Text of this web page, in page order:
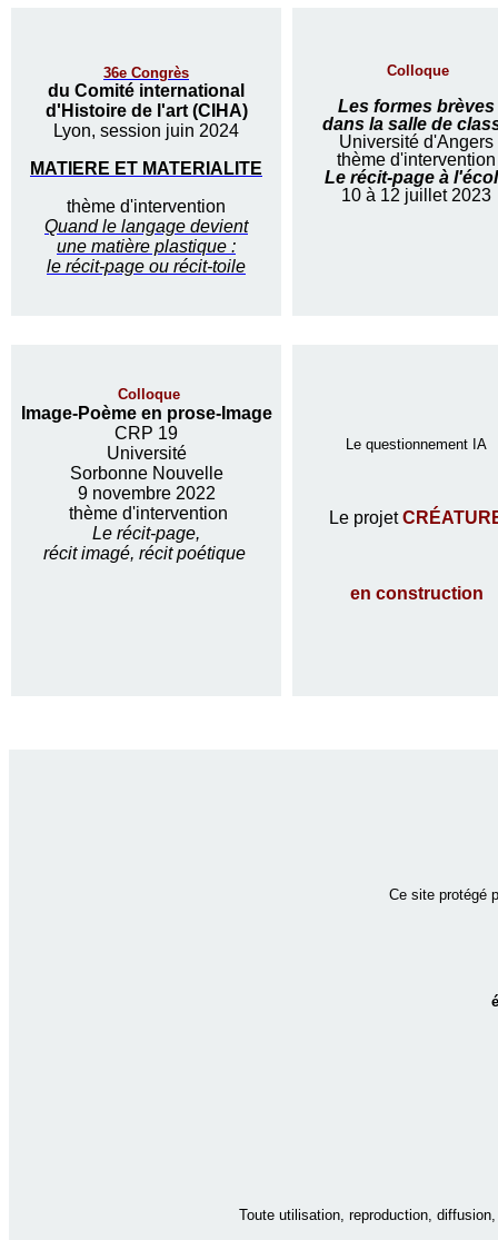
36e Congrès
du Comité international
d'Histoire de l'art (CIHA)
Lyon, session juin 2024
MATIERE ET MATERIALITE
thème d'intervention
Quand le langage devient
une matière plastique :
le récit-page ou récit-toile
Colloque
Les formes brèves
dans la salle de
Université d'Angers
thème d'intervention
Le récit-page à
10 à 12 juillet 2023
Colloque
Image-Poème en prose-Image
CRP 19
Université
Sorbonne Nouvelle
9 novembre 2022
thème d'intervention
Le récit-page,
récit imagé, récit poétique
Le questionnement IA
Le projet
en construction
Ce site protégé
Toute utilisation, reproduction,